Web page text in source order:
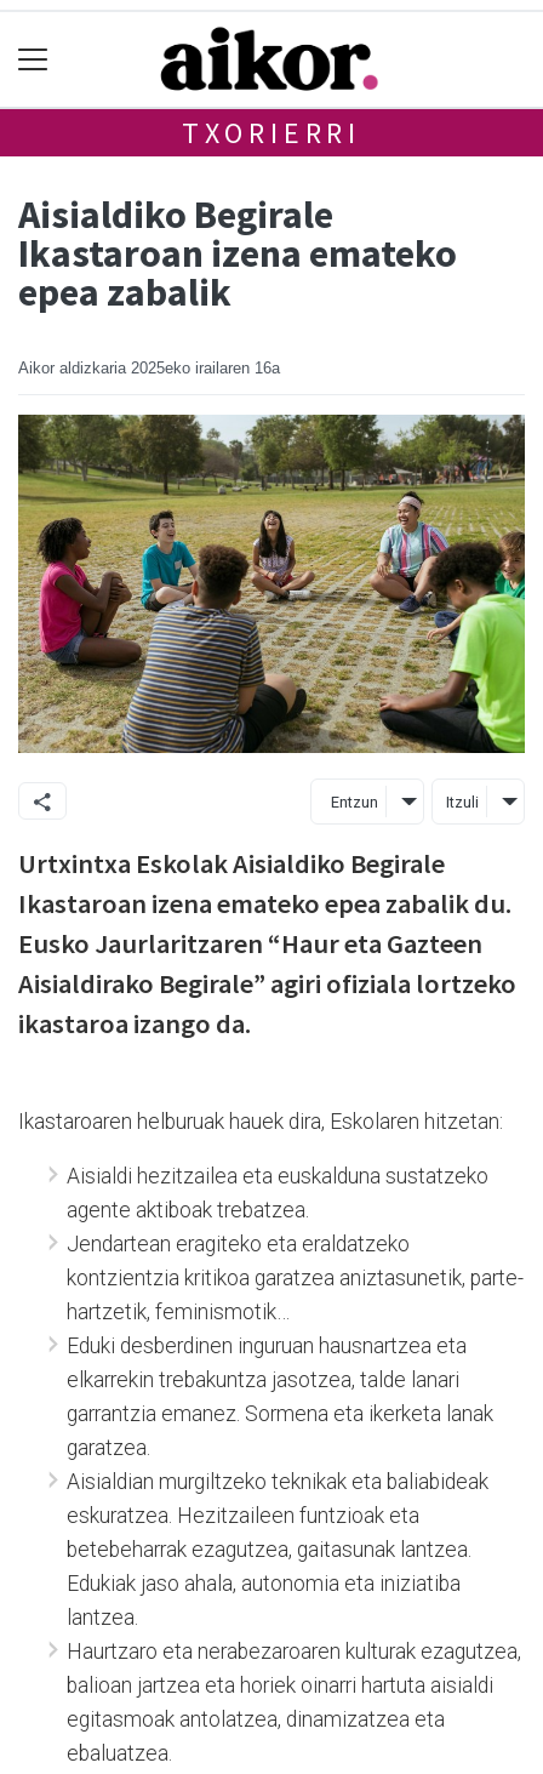
TXORIERRI
Aisialdiko Begirale
Ikastaroan izena emateko
epea zabalik
Aikor aldizkaria 2025eko irailaren 16a
Entzun Itzuli
Urtxintxa Eskolak Aisialdiko Begirale
Ikastaroan izena emateko epea zabalik du.
Eusko Jaurlaritzaren “Haur eta Gazteen
Aisialdirako Begirale” agiri ofiziala lortzeko
ikastaroa izango da.
Ikastaroaren helburuak hauek dira, Eskolaren hitzetan:
Aisialdi hezitzailea eta euskalduna sustatzeko
agente aktiboak trebatzea.
Jendartean eragiteko eta eraldatzeko
kontzientzia kritikoa garatzea aniztasunetik, parte-
hartzetik, feminismotik…
Eduki desberdinen inguruan hausnartzea eta
elkarrekin trebakuntza jasotzea, talde lanari
garrantzia emanez. Sormena eta ikerketa lanak
garatzea.
Aisialdian murgiltzeko teknikak eta baliabideak
eskuratzea. Hezitzaileen funtzioak eta
betebeharrak ezagutzea, gaitasunak lantzea.
Edukiak jaso ahala, autonomia eta iniziatiba
lantzea.
Haurtzaro eta nerabezaroaren kulturak ezagutzea,
balioan jartzea eta horiek oinarri hartuta aisialdi
egitasmoak antolatzea, dinamizatzea eta
ebaluatzea.